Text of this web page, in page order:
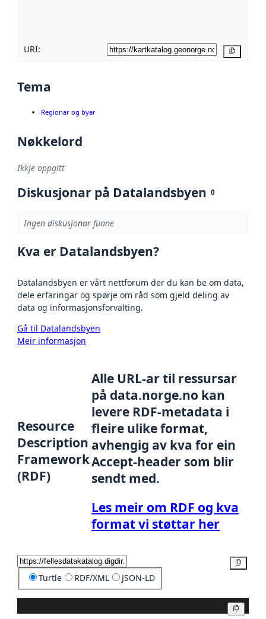
URI:
Tema
Regionar og byar
Nøkkelord
Ikkje oppgitt
Diskusjonar på Datalandsbyen 0
Ingen diskusjonar funne
Kva er Datalandsbyen?
Datalandsbyen er vårt nettforum der du kan be om data,
dele erfaringar og spørje om råd som gjeld deling av
data og informasjonsforvalting.
Gå til Datalandsbyen
Meir informasjon
Resource
Description
Framework
(RDF)
Alle URL-ar til ressursar
på data.norge.no kan
levere RDF-metadata i
fleire ulike format,
avhengig av kva for ein
Accept-header som blir
sendt med.
Les meir om RDF og kva
format vi støttar her
Turtle RDF/XML JSON-LD